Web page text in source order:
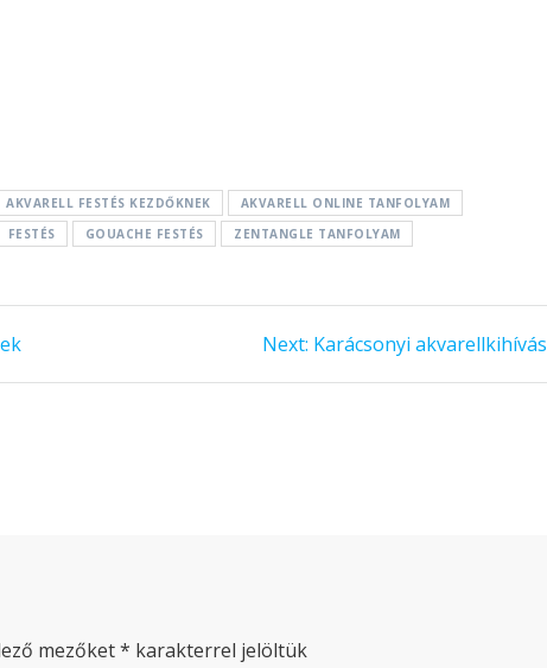
AKVARELL FESTÉS KEZDŐKNEK
AKVARELL ONLINE TANFOLYAM
FESTÉS GOUACHE FESTÉS ZENTANGLE TANFOLYAM
Next: Next
Karácsonyi akvarellkihívás
mezőket* karakterrel jelöltük